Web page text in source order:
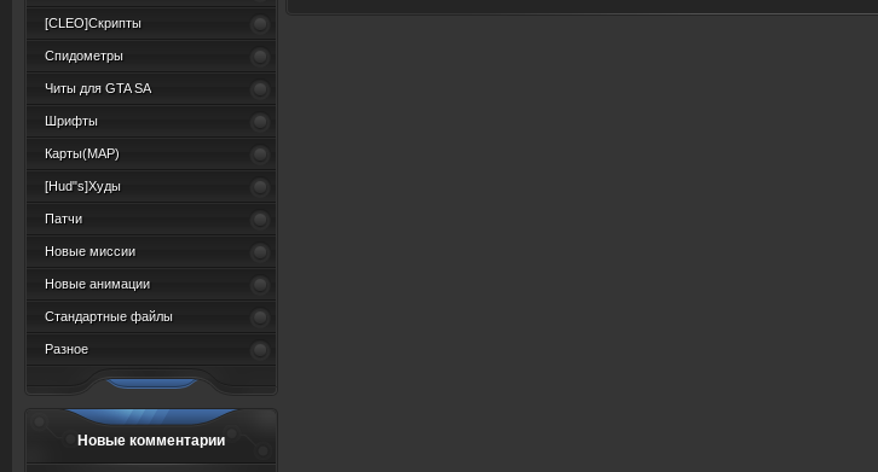
[CLEO]Скрипты
Спидометры
Читы для GTA SA
Шрифты
Карты(MAP)
[Hud"s]Худы
Патчи
Новые миссии
Новые анимации
Стандартные файлы
Разное
Новые комментарии